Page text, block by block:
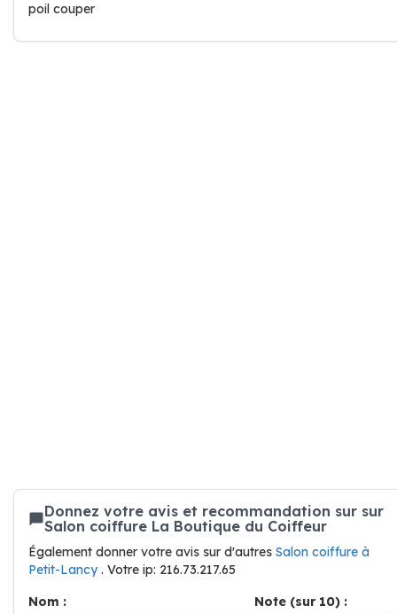
poil couper
Donnez votre avis et recommandation sur sur
Salon coiffure La Boutique du Coiffeur
Également donner votre avis sur d'autres Salon coiffure à
Petit-Lancy. Votre ip: 216.73.217.65
Nom :
Note (sur 10) :